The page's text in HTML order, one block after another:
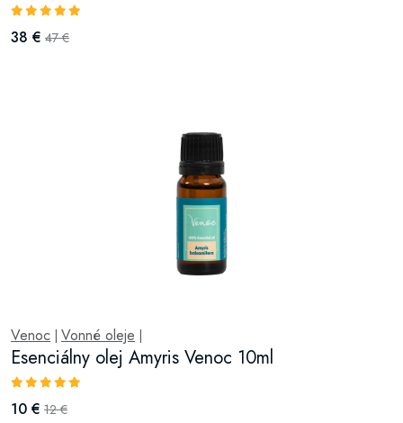
38 € 47 €
Venoc Vonné oleje
Esenciálny olej Amyris Venoc 10ml
10 € 12 €